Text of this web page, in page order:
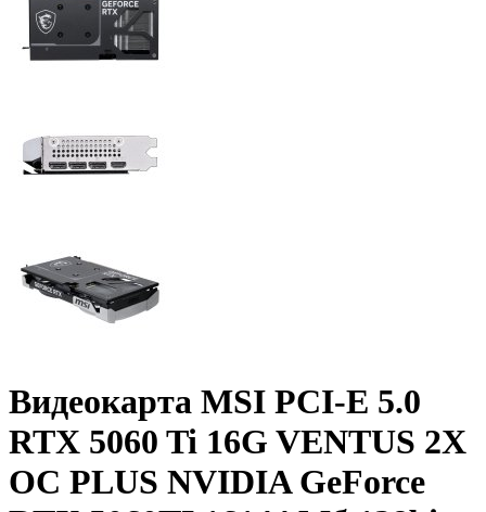
Видеокарта MSI PCI-E 5.0
RTX 5060 Ti 16G VENTUS 2X
OC PLUS NVIDIA GeForce